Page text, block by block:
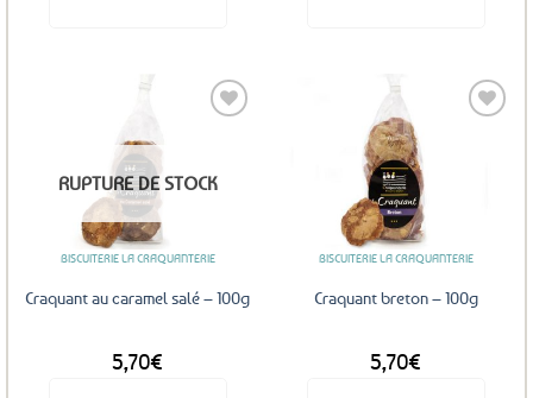
aux
RUPTURE DE STOCK
BISCUITERIE LA CRAQUANTERIE
Craquant au caramel salé – 100g
5,70€
BISCUITERIE LA CRAQUANTERIE
Craquant breton – 100g
5,70€